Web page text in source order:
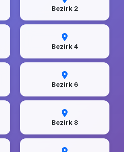
Bezirk 2
Bezirk 4
Bezirk 6
Bezirk 8